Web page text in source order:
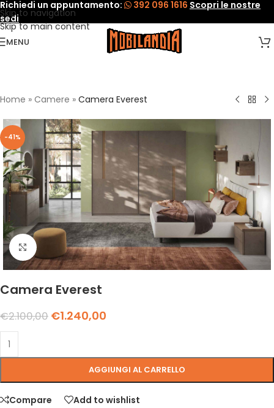
Skip to navigation
Skip to main content
Richiedi un appuntamento: 392 096 1616 Scopri le nostre
sedi
MENU
Home » Camere » Camera Everest
-41%
Click to enlarge
Camera Everest
€2.100,00 €1.240,00
AGGIUNGI AL CARRELLO
Compare Add to wishlist